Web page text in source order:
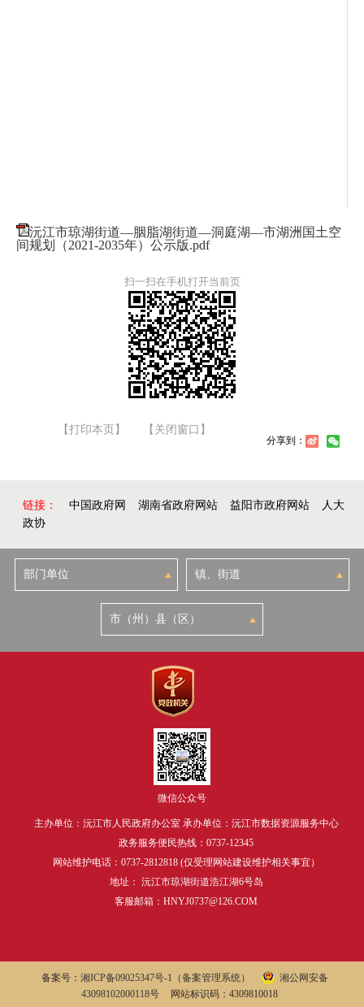
沅江市琼湖街道—胭脂湖街道—洞庭湖—市湖洲国土空
间规划（2021-2035年）公示版.pdf
扫一扫在手机打开当前页
【打印本页】 【关闭窗口】
分享到：
链接： 中国政府网 湖南省政府网站 益阳市政府网站
人大
政协
微信公众号
主办单位：沅江市人民政府办公室 承办单位：沅江市数据资源服务中心
政务服务便民热线：0737-12345
网站维护电话：0737-2812818 (仅受理网站建设维护相关事宜）
地址： 沅江市琼湖街道浩江湖6号岛
客服邮箱：HNYJ0737@126.COM
备案号： 湘ICP备09025347号-1 （备案管理系统）
湘公网安备
43098102000118号
网站标识码：4309810018